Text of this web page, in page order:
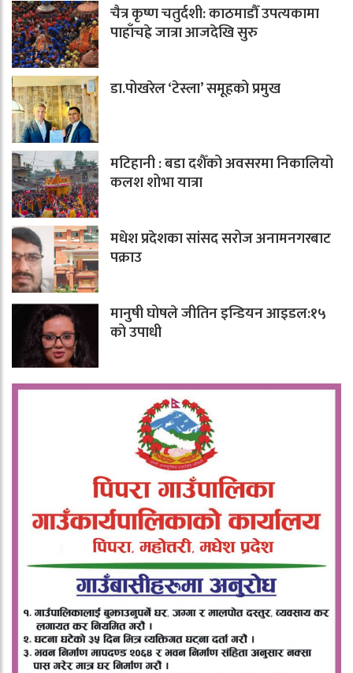
चैत्र कृष्ण चतुर्दशी: काठमाडौँ उपत्यकामा
पाहाँचह्रे जात्रा आजदेखि सुरु
डा.पोखरेल ‘टेस्ला’ समूहको प्रमुख
मटिहानी : बडा दशैँको अवसरमा निकालियो
कलश शोभा यात्रा
मधेश प्रदेशका सांसद सरोज अनामनगरबाट
पक्राउ
मानुषी घोषले जीतिन इन्डियन आइडल:१५
को उपाधी